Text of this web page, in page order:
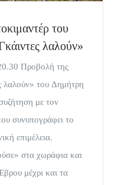
του
λαλούν»
Προβολή της
λαλούν» του Δημήτρη
με τον
συνυπογράφει το
επιμέλεια.
στα χωράφια και
μέχρι και τα